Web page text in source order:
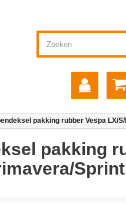
pakking rubber Vespa LX/​
pakking